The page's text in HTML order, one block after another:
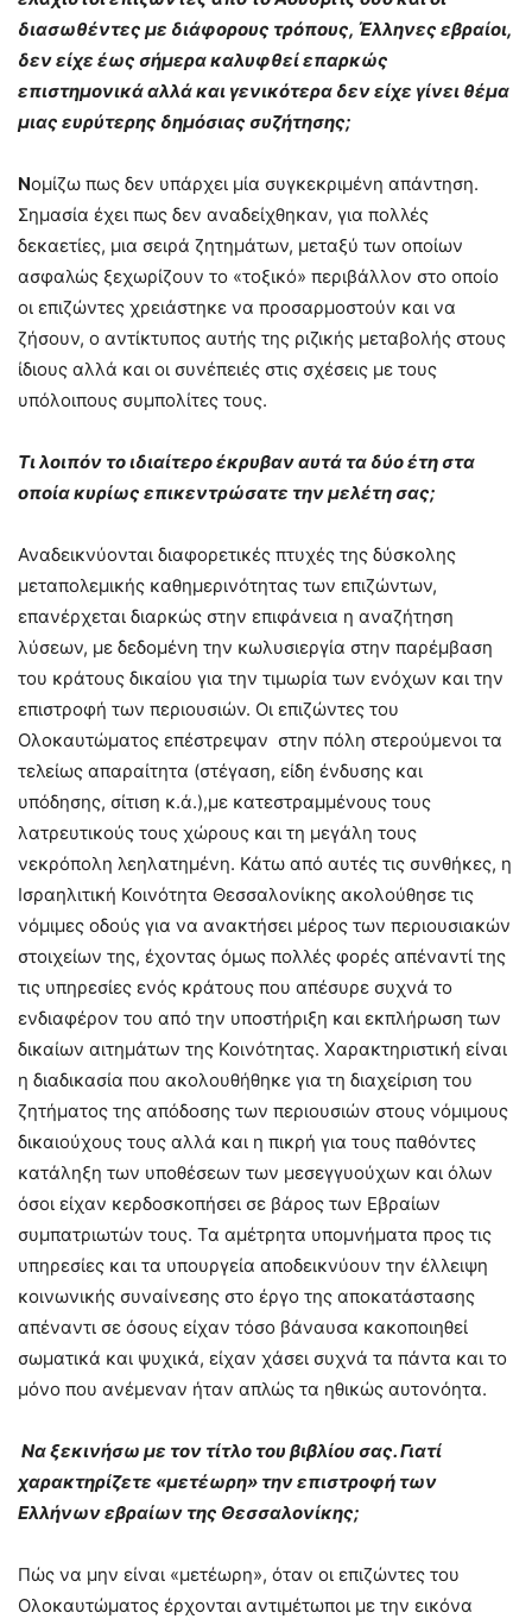
διασωθέντες με διάφορους τρόπους, Έλληνες εβραίοι,
δεν είχε έως σήμερα καλυφθεί επαρκώς
επιστημονικά αλλά και γενικότερα δεν είχε γίνει θέμα
μιας ευρύτερης δημόσιας συζήτησης;
Νομίζω πως δεν υπάρχει μία συγκεκριμένη απάντηση.
Σημασία έχει πως δεν αναδείχθηκαν, για πολλές
δεκαετίες, μια σειρά ζητημάτων, μεταξύ των οποίων
ασφαλώς ξεχωρίζουν το «τοξικό» περιβάλλον στο οποίο
οι επιζώντες χρειάστηκε να προσαρμοστούν και να
ζήσουν, ο αντίκτυπος αυτής της ριζικής μεταβολής στους
ίδιους αλλά και οι συνέπειές στις σχέσεις με τους
υπόλοιπους συμπολίτες τους.
Τι λοιπόν το ιδιαίτερο έκρυβαν αυτά τα δύο έτη στα
οποία κυρίως επικεντρώσατε την μελέτη σας;
Αναδεικνύονται διαφορετικές πτυχές της δύσκολης
μεταπολεμικής καθημερινότητας των επιζώντων,
επανέρχεται διαρκώς στην επιφάνεια η αναζήτηση
λύσεων, με δεδομένη την κωλυσιεργία στην παρέμβαση
του κράτους δικαίου για την τιμωρία των ενόχων και την
επιστροφή των περιουσιών. Οι επιζώντες του
Ολοκαυτώματος επέστρεψαν στην πόλη στερούμενοι τα
τελείως απαραίτητα (στέγαση, είδη ένδυσης και
υπόδησης, σίτιση κ.ά.),με κατεστραμμένους τους
λατρευτικούς τους χώρους και τη μεγάλη τους
νεκρόπολη λεηλατημένη. Κάτω από αυτές τις συνθήκες, η
Ισραηλιτική Κοινότητα Θεσσαλονίκης ακολούθησε τις
νόμιμες οδούς για να ανακτήσει μέρος των περιουσιακών
στοιχείων της, έχοντας όμως πολλές φορές απέναντί της
τις υπηρεσίες ενός κράτους που απέσυρε συχνά το
ενδιαφέρον του από την υποστήριξη και εκπλήρωση των
δικαίων αιτημάτων της Κοινότητας. Χαρακτηριστική είναι
η διαδικασία που ακολουθήθηκε για τη διαχείριση του
ζητήματος της απόδοσης των περιουσιών στους νόμιμους
δικαιούχους τους αλλά και η πικρή για τους παθόντες
κατάληξη των υποθέσεων των μεσεγγυούχων και όλων
όσοι είχαν κερδοσκοπήσει σε βάρος των Εβραίων
συμπατριωτών τους. Τα αμέτρητα υπομνήματα προς τις
υπηρεσίες και τα υπουργεία αποδεικνύουν την έλλειψη
κοινωνικής συναίνεσης στο έργο της αποκατάστασης
απέναντι σε όσους είχαν τόσο βάναυσα κακοποιηθεί
σωματικά και ψυχικά, είχαν χάσει συχνά τα πάντα και το
μόνο που ανέμεναν ήταν απλώς τα ηθικώς αυτονόητα.
Να ξεκινήσω με τον τίτλο του βιβλίου σας. Γιατί
χαρακτηρίζετε «μετέωρη» την επιστροφή των
Ελλήνων εβραίων της Θεσσαλονίκης;
Πώς να μην είναι «μετέωρη», όταν οι επιζώντες του
Ολοκαυτώματος έρχονται αντιμέτωποι με την εικόνα